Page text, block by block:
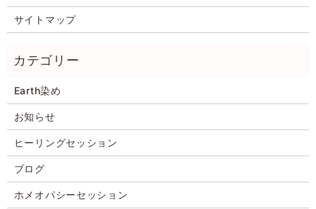
サイトマップ
Earth染め
お知らせ
ヒーリングセッション
ブログ
ホメオパシーセッション